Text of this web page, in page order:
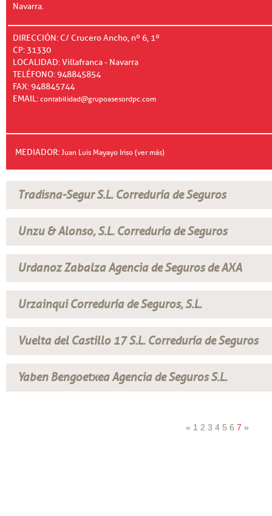
Navarra.
DIRECCIÓN: C/ Crucero Ancho, nº 6, 1º
CP: 31330
LOCALIDAD: Villafranca - Navarra
TELÉFONO: 948845854
FAX: 948845744
EMAIL:contabilidad@grupoasesordpc.com
MEDIADOR:Juan Luis Mayayo Iriso (ver más)
Tradisna-Segur S.L. Correduría de Seguros
Unzu & Alonso, S.L. Correduría de Seguros
Urdanoz Zabalza Agencia de Seguros de AXA
Urzainqui Correduría de Seguros, S.L.
Vuelta del Castillo 17 S.L. Correduría de Seguros
Yaben Bengoetxea Agencia de Seguros S.L.
« 1 2 3 4 5 6 7 »